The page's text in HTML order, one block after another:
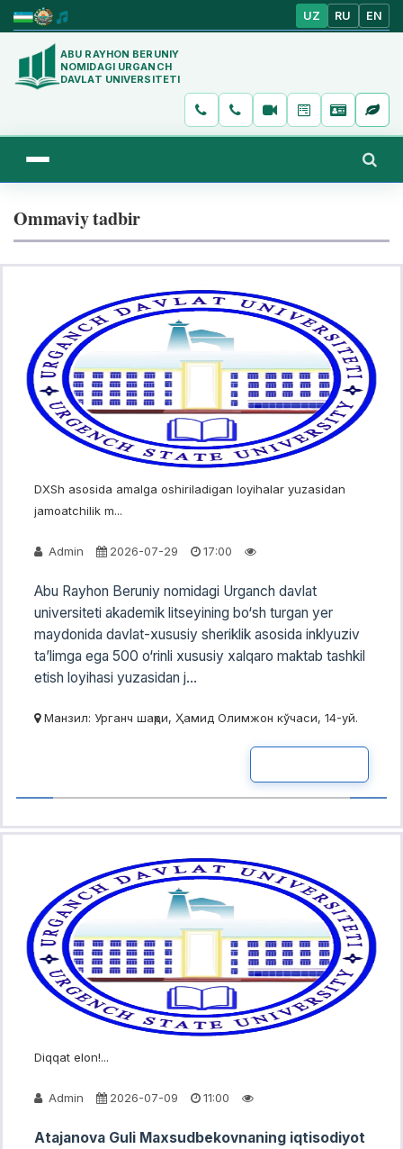
UZ RU EN
ABU RAYHON BERUNIY
NOMIDAGI URGANCH
DAVLAT UNIVERSITETI
Ommaviy tadbir
DXSh asosida amalga oshiriladigan loyihalar yuzasidan
jamoatchilik m...
Admin 2026-07-29 17:00
Abu Rayhon Beruniy nomidagi Urganch davlat
universiteti akademik litseyining bo‘sh turgan yer
maydonida davlat-xususiy sheriklik asosida inklyuziv
ta’limga ega 500 o‘rinli xususiy xalqaro maktab tashkil
etish loyihasi yuzasidan j...
Манзил: Урганч шаҳри, Ҳамид Олимжон кўчаси, 14-уй.
Diqqat elon!...
Admin 2026-07-09 11:00
Atajanova Guli Maxsudbekovnaning iqtisodiyot